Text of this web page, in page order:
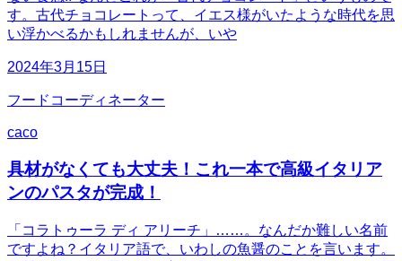
す。古代チョコレートって、イエス様がいたような時代を思
い浮かべるかもしれませんが、いや
2024年3月15日
フードコーディネーター
caco
具材がなくても大丈夫！これ一本で高級イタリア
ンのパスタが完成！
「コラトゥーラ ディ アリーチ」……。なんだか難しい名前
ですよね？イタリア語で、いわしの魚醤のことを言います。